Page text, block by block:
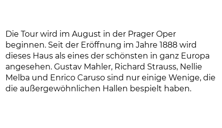
Die Tour wird im August in der Prager Oper
beginnen. Seit der Eröffnung im Jahre 1888 wird
dieses Haus als eines der schönsten in ganz Europa
angesehen. Gustav Mahler, Richard Strauss, Nellie
Melba und Enrico Caruso sind nur einige Wenige, die
die außergewöhnlichen Hallen bespielt haben.